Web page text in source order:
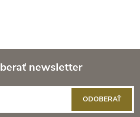
newsletter
ODOBERAŤ